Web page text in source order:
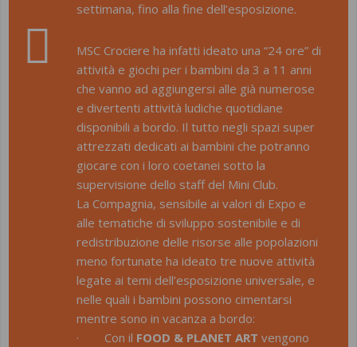
settimana, fino alla fine dell’esposizione.
MSC Crociere ha infatti ideato una “24 ore” di
attività e giochi per i bambini da 3 a 11 anni
che vanno ad aggiungersi alle già numerose
e divertenti attività ludiche quotidiane
disponibili a bordo. Il tutto negli spazi super
attrezzati dedicati ai bambini che potranno
giocare con i loro coetanei sotto la
supervisione dello staff del Mini Club.
La Compagnia, sensibile ai valori di Expo e
alle tematiche di sviluppo sostenibile e di
redistribuzione delle risorse alle popolazioni
meno fortunate ha ideato tre nuove attività
legate ai temi dell’esposizione universale, e
nelle quali i bambini possono cimentarsi
mentre sono in vacanza a bordo:
· Con il FOOD & PLANET ART vengono